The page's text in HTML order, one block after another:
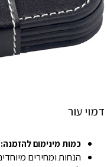
דמוי עור
כמות מינימום להזמנה: 50 יח'
הנחות ומחירים